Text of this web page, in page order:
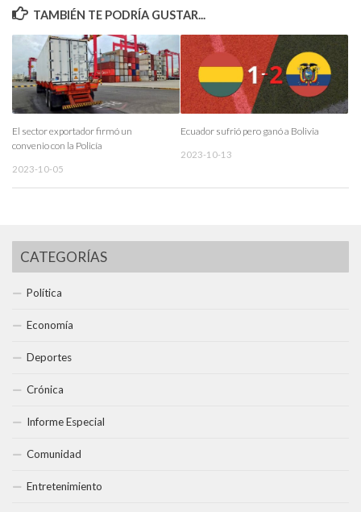
TAMBIÉN TE PODRÍA GUSTAR...
El sector exportador firmó un
convenio con la Policía
2023-10-05
Ecuador sufrió pero ganó a Bolivia
2023-10-13
CATEGORÍAS
Política
Economía
Deportes
Crónica
Informe Especial
Comunidad
Entretenimiento